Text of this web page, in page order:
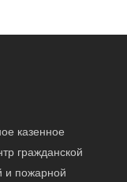
казенное
гражданской
и пожарной